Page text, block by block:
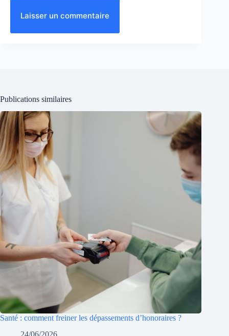
Laisser un commentaire
Publications similaires
Santé : comment freiner les dépassements d’honoraires ?